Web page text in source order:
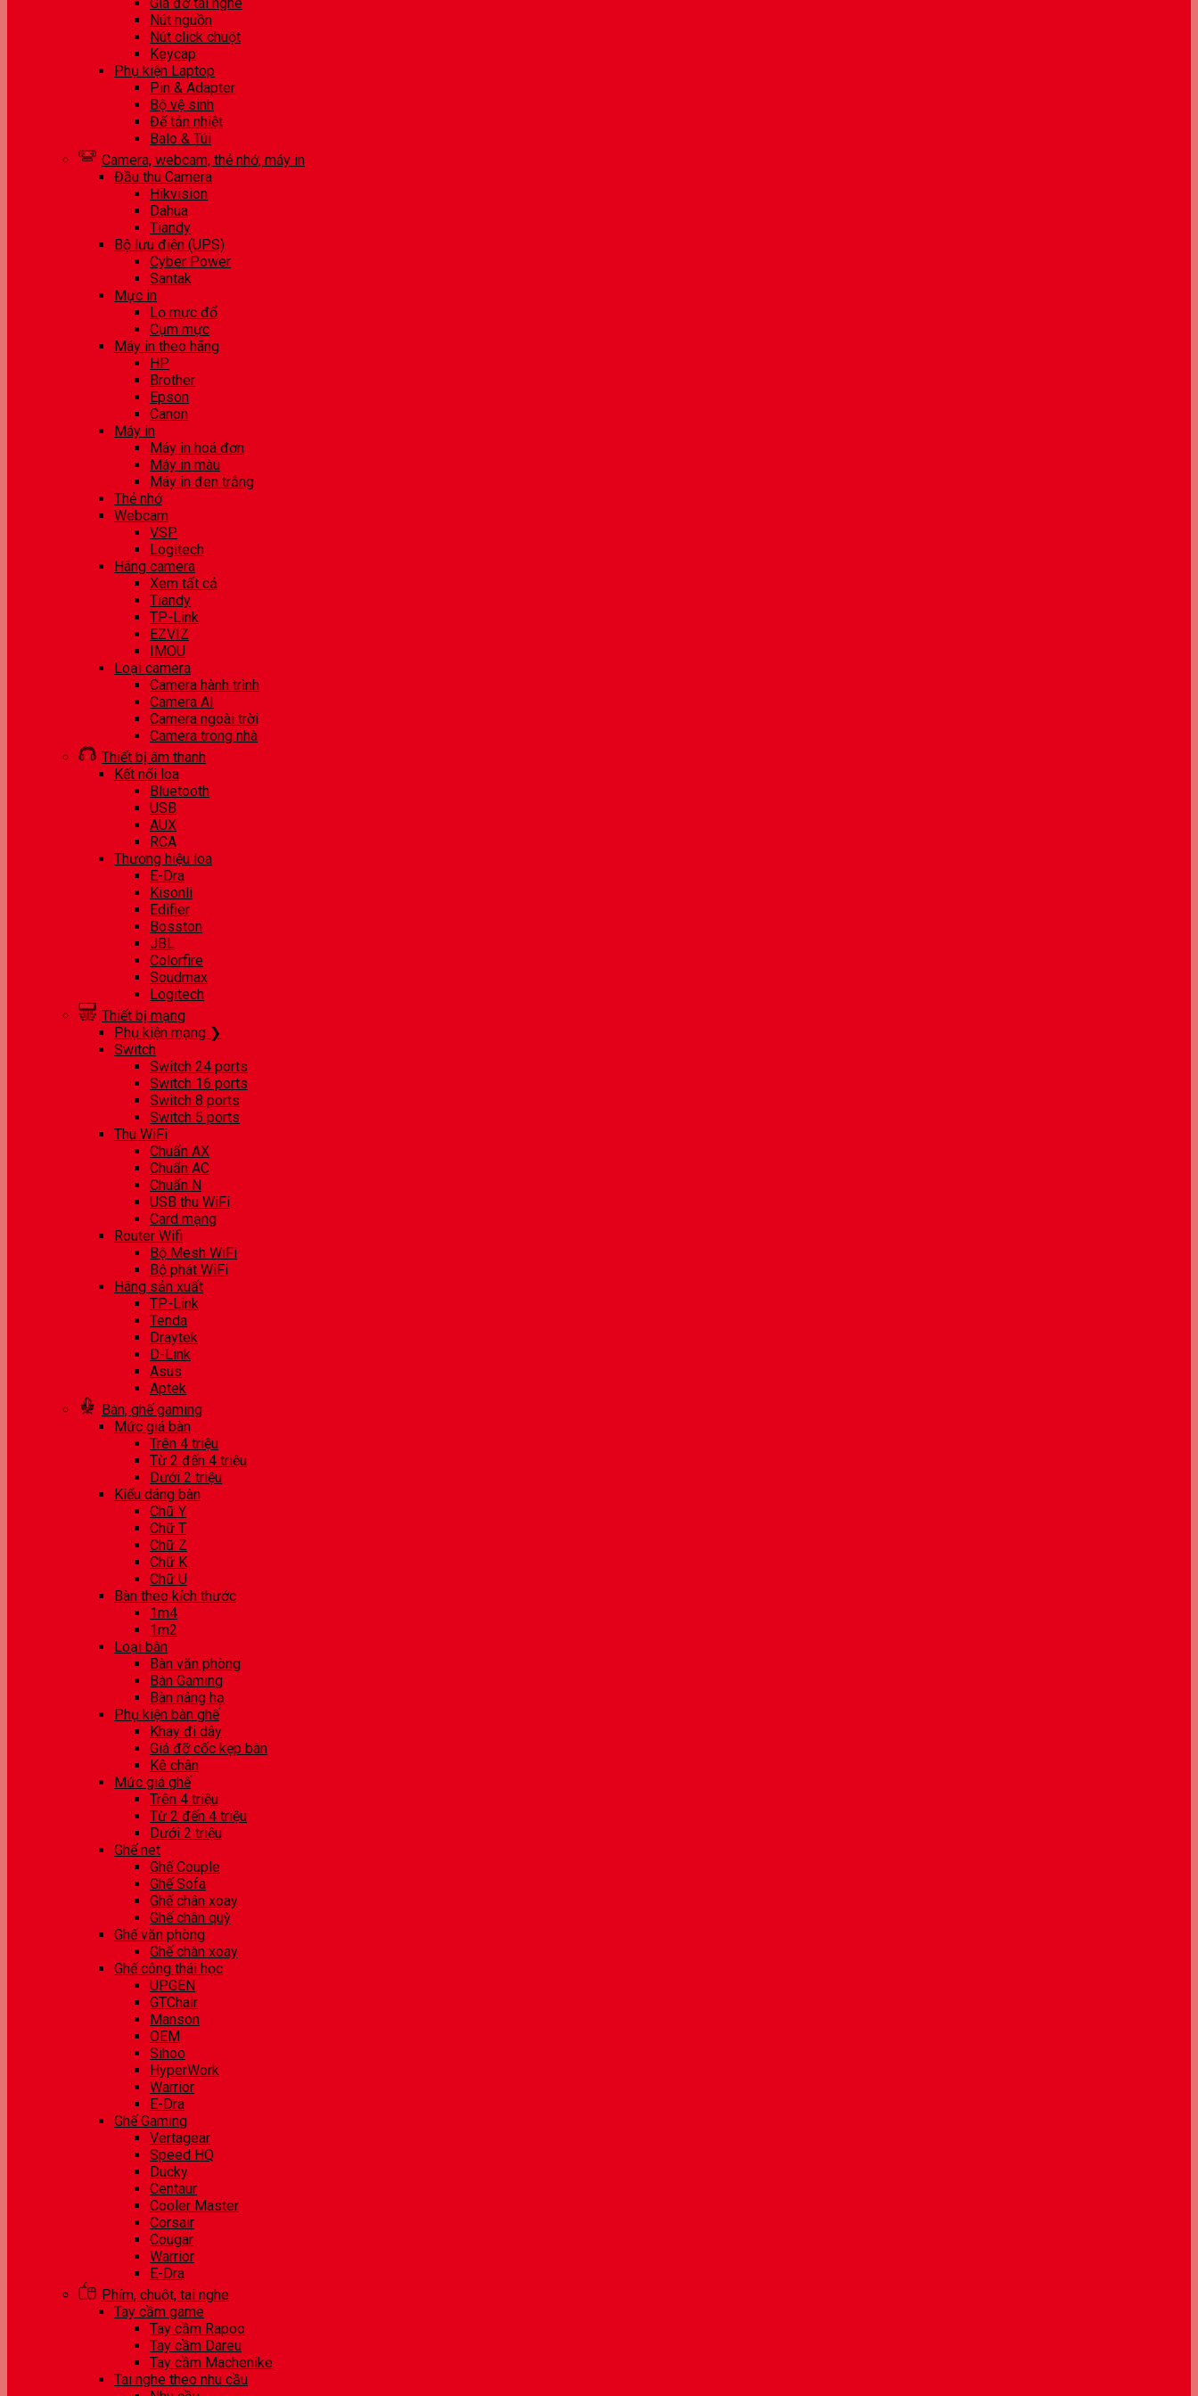
Nút nguồn
Nút click chuột
Keycap
Phụ kiện Laptop
Pin & Adapter
Bộ vệ sinh
Đế tản nhiệt
Balo & Túi
Camera, webcam, thẻ nhớ, máy in
Đầu thu Camera
Hikvision
Dahua
Tiandy
Bộ lưu điện (UPS)
Cyber Power
Santak
Mực in
Lọ mực đổ
Cụm mực
Máy in theo hãng
HP
Brother
Epson
Canon
Máy in
Máy in hoá đơn
Máy in màu
Máy in đen trắng
Thẻ nhớ
Webcam
VSP
Logitech
Hãng camera
Xem tất cả
Tiandy
TP-Link
EZVIZ
IMOU
Loại camera
Camera hành trình
Camera AI
Camera ngoài trời
Camera trong nhà
Thiết bị âm thanh
Kết nối loa
Bluetooth
USB
AUX
RCA
Thương hiệu loa
E-Dra
Kisonli
Edifier
Bosston
JBL
Colorfire
Soudmax
Logitech
Thiết bị mạng
Phụ kiện mạng ❯
Switch
Switch 24 ports
Switch 16 ports
Switch 8 ports
Switch 5 ports
Thu WiFi
Chuẩn AX
Chuẩn AC
Chuẩn N
USB thu WiFi
Card mạng
Router Wifi
Bộ Mesh WiFi
Bộ phát WiFi
Hãng sản xuất
TP-Link
Tenda
Draytek
D-Link
Asus
Aptek
Bàn, ghế gaming
Mức giá bàn
Trên 4 triệu
Từ 2 đến 4 triệu
Dưới 2 triệu
Kiểu dáng bàn
Chữ Y
Chữ T
Chữ Z
Chữ K
Chữ U
Bàn theo kích thước
1m4
1m2
Loại bàn
Bàn văn phòng
Bàn Gaming
Bàn nâng hạ
Phụ kiện bàn ghế
Khay đi dây
Giá đỡ cốc kẹp bàn
Kê chân
Mức giá ghế
Trên 4 triệu
Từ 2 đến 4 triệu
Dưới 2 triệu
Ghế net
Ghế Couple
Ghế Sofa
Ghế chân xoay
Ghế chân quỳ
Ghế văn phòng
Ghế chân xoay
Ghế công thái học
UPGEN
GTChair
Manson
OEM
Sihoo
HyperWork
Warrior
E-Dra
Ghế Gaming
Vertagear
Speed HQ
Ducky
Centaur
Cooler Master
Corsair
Cougar
Warrior
E-Dra
Phím, chuột, tai nghe
Tay cầm game
Tay cầm Rapoo
Tay cầm Dareu
Tay cầm Machenike
Tai nghe theo nhu cầu